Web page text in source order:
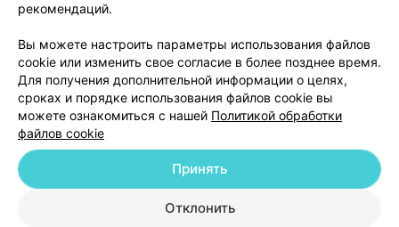
Добавить компанию
Добавить специалиста
Новости проекта
Размещение рекламы
рекомендаций.
Вы можете настроить параметры использования файлов
cookie или изменить свое согласие в более позднее время.
Для получения дополнительной информации о целях,
сроках и порядке использования файлов cookie вы
можете ознакомиться с нашей Политикой обработки
файлов cookie
Отклонить
Принять